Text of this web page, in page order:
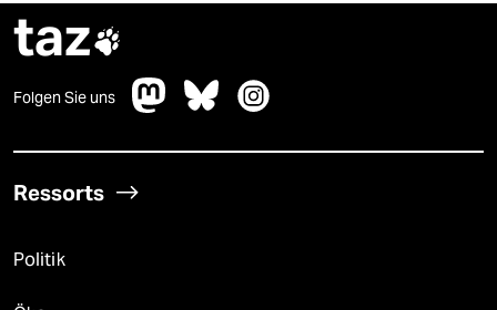
taz
Folgen Sie uns
Ressorts
Politik